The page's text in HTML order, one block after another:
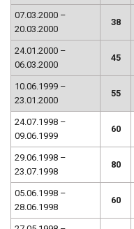
07.03.2000 –
20.03.2000
38
24.01.2000 –
06.03.2000
45
10.06.1999 –
23.01.2000
55
24.07.1998 –
09.06.1999
60
29.06.1998 –
23.07.1998
80
05.06.1998 –
28.06.1998
60